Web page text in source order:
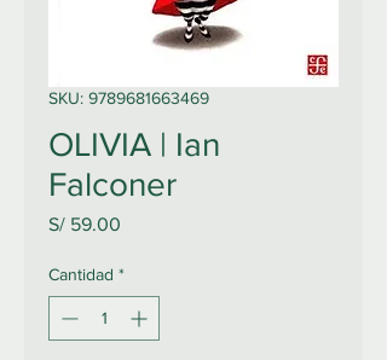
SKU: 9789681663469
OLIVIA | Ian
Falconer
S/ 59.00
Cantidad *